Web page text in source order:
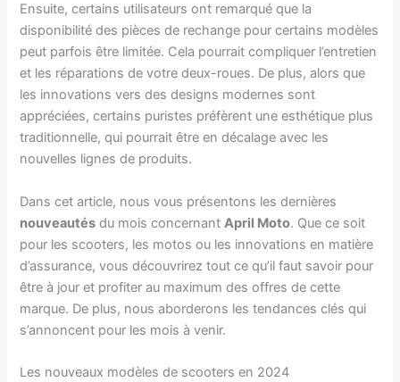
Ensuite, certains utilisateurs ont remarqué que la
disponibilité des pièces de rechange pour certains modèles
peut parfois être limitée. Cela pourrait compliquer l’entretien
et les réparations de votre deux-roues. De plus, alors que
les innovations vers des designs modernes sont
appréciées, certains puristes préfèrent une esthétique plus
traditionnelle, qui pourrait être en décalage avec les
nouvelles lignes de produits.
Dans cet article, nous vous présentons les dernières
nouveautés du mois concernantApril Moto. Que ce soit
pour les scooters, les motos ou les innovations en matière
d’assurance, vous découvrirez tout ce qu’il faut savoir pour
être à jour et profiter au maximum des offres de cette
marque. De plus, nous aborderons les tendances clés qui
s’annoncent pour les mois à venir.
Les nouveaux modèles de scooters en 2024